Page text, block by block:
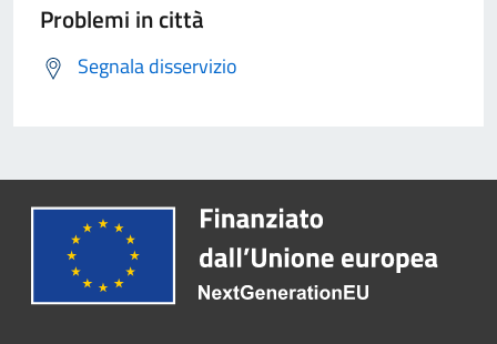
Problemi in città
Segnala disservizio